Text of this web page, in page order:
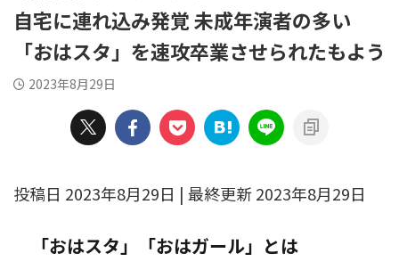
自宅に連れ込み発覚 未成年演者の多い
「おはスタ」を速攻卒業させられたもよう
2023年8月29日
投稿日 2023年8月29日 | 最終更新 2023年8月29日
「おはスタ」「おはガール」とは